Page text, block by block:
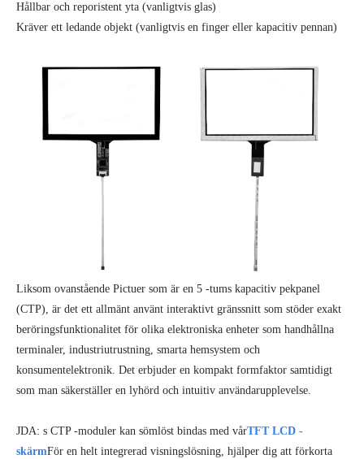
Hållbar och reporistent yta (vanligtvis glas)
Kräver ett ledande objekt (vanligtvis en finger eller kapacitiv pennan)
Liksom ovanstående Pictuer som är en 5 -tums kapacitiv pekpanel
(CTP), är det ett allmänt använt interaktivt gränssnitt som stöder exakt
beröringsfunktionalitet för olika elektroniska enheter som handhållna
terminaler, industriutrustning, smarta hemsystem och
konsumentelektronik. Det erbjuder en kompakt formfaktor samtidigt
som man säkerställer en lyhörd och intuitiv användarupplevelse.
JDA: s CTP -moduler kan sömlöst bindas med vårTFT LCD -
skärmFör en helt integrerad visningslösning, hjälper dig att förkorta